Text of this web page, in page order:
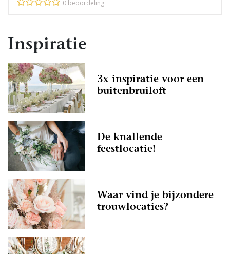
0 beoordeling
Inspiratie
3x inspiratie voor een
buitenbruiloft
De knallende
feestlocatie!
Waar vind je bijzondere
trouwlocaties?